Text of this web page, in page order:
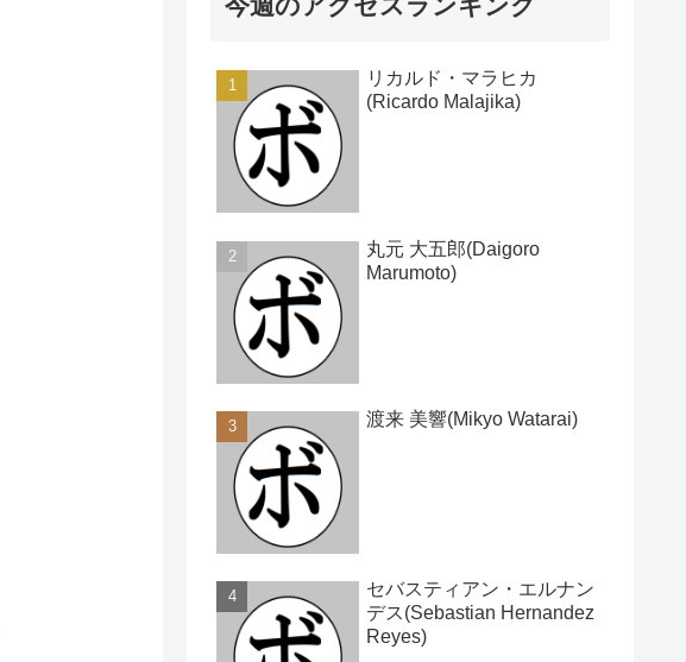
今週のアクセスランキング
リカルド・マラヒカ
(Ricardo Malajika)
丸元 大五郎(Daigoro
Marumoto)
渡来 美響(Mikyo Watarai)
セバスティアン・エルナン
デス(Sebastian Hernandez
Reyes)